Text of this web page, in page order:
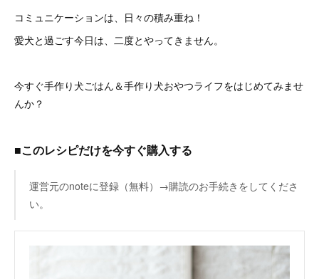
コミュニケーションは、日々の積み重ね！
愛犬と過ごす今日は、二度とやってきません。
今すぐ手作り犬ごはん＆手作り犬おやつライフをはじめてみませ
んか？
■このレシピだけを今すぐ購入する
運営元のnoteに登録（無料）→購読のお手続きをしてくださ
い。